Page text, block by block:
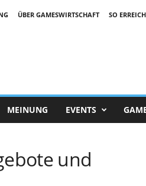
ÜBER GAMESWIRTSCHAFT SO
MEINUNG EVENTS
und